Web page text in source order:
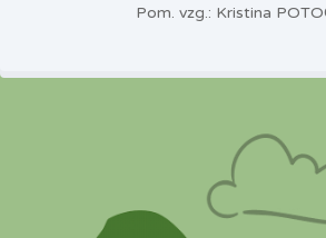
Pom. vzg.: Kristina